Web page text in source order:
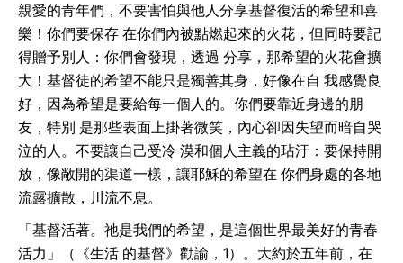
親愛的青年們，不要害怕與他人分享基督復活的希望和喜
樂！你們要保存 在你們內被點燃起來的火花，但同時要記
得贈予別人：你們會發現，透過 分享，那希望的火花會擴
大！基督徒的希望不能只是獨善其身，好像在自 我感覺良
好，因為希望是要給每一個人的。你們要靠近身邊的朋
友，特別 是那些表面上掛著微笑，內心卻因失望而暗自哭
泣的人。不要讓自己受冷 漠和個人主義的玷汙：要保持開
放，像敞開的渠道一樣，讓耶穌的希望在 你們身處的各地
流露擴散，川流不息。
「基督活著。祂是我們的希望，是這個世界最美好的青春
活力」（《生活 的基督》勸諭，1）。大約於五年前，在